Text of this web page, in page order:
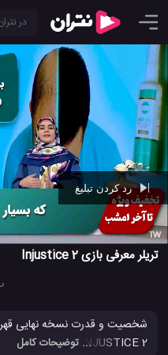
رد کردن تبلیغ
00:45
تریلر معرفی بازی Injustice 2
... توضیحات کامل